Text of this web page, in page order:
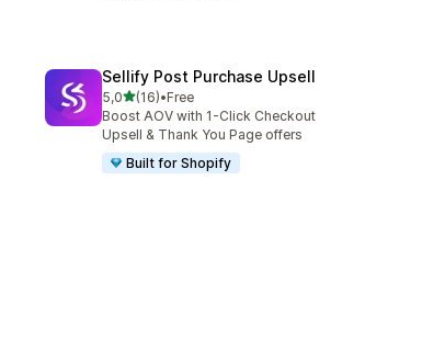
Sellify Post Purchase Upsell
5,0na 5 gwiazdek
(16)
Łączna liczba recenzji: 16
•Free
Boost AOV with 1-Click Checkout
Upsell & Thank You Page offers
Built for Shopify